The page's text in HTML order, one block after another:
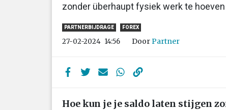
zonder überhaupt fysiek werk te
PARTNERBIJDRAGE FOREX
27-02-2024 14:56 Door Partner
Hoe kun je je saldo laten stijgen